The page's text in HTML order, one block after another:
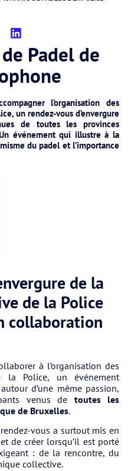
Padel de
l’organisation des
un rendez-vous d’envergure
de toutes les provinces
événement qui illustre à la
du padel et l’importance
de la
de la Police
collaboration
à l’organisation des
la Police, un événement
d’une même passion,
venus de toutes les
de Bruxelles.
vous a surtout mis en
de créer lorsqu’il est porté
: de la rencontre, du
collective.